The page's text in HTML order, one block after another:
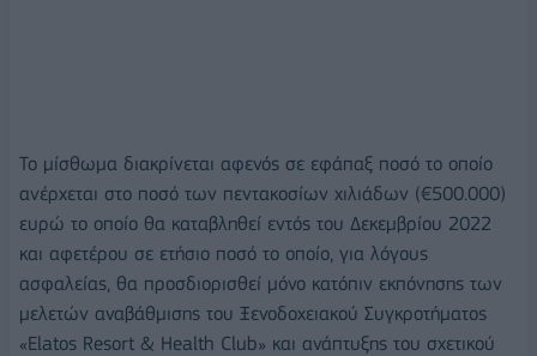
Το μίσθωμα διακρίνεται αφενός σε εφάπαξ ποσό το οποίο
ανέρχεται στο ποσό των πεντακοσίων χιλιάδων (€500.000)
ευρώ το οποίο θα καταβληθεί εντός του Δεκεμβρίου 2022
και αφετέρου σε ετήσιο ποσό το οποίο, για λόγους
ασφαλείας, θα προσδιορισθεί μόνο κατόπιν εκπόνησης των
μελετών αναβάθμισης του Ξενοδοχειακού Συγκροτήματος
«Elatos Resort & Health Club» και ανάπτυξης του σχετικού